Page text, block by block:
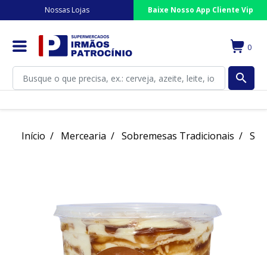
Nossas Lojas Baixe Nosso App Cliente Vip
0
search
Início Mercearia Sobremesas Tradicionais